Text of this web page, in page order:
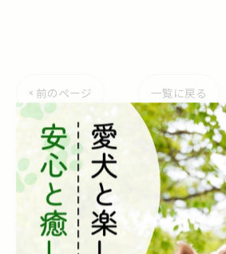
< 前のページ 一覧に戻る
カテゴリー
全てのカテゴリー